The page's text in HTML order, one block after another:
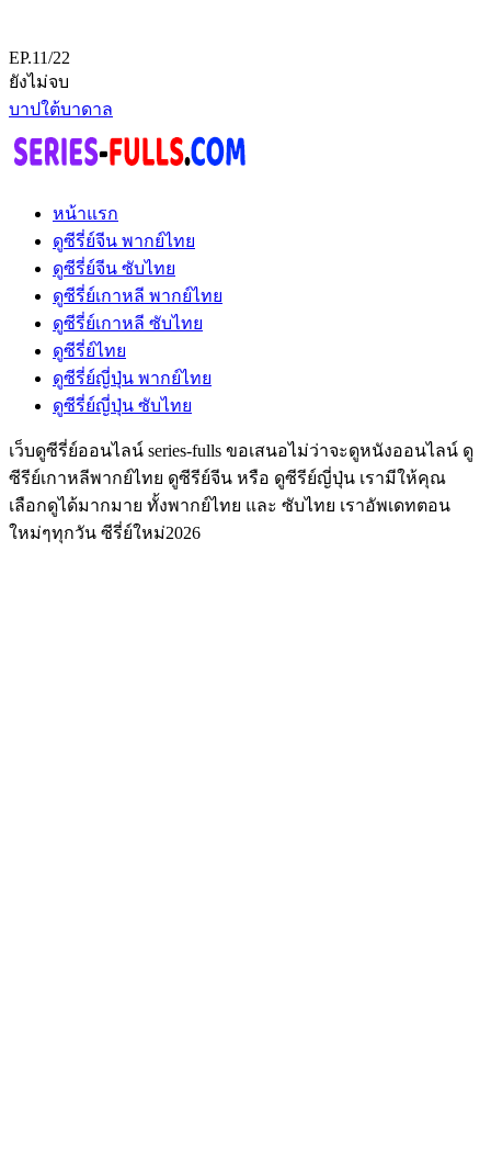
EP.11/22
ยังไม่จบ
บาปใต้บาดาล
หน้าแรก
ดูซีรี่ย์จีน พากย์ไทย
ดูซีรี่ย์จีน ซับไทย
ดูซีรี่ย์เกาหลี พากย์ไทย
ดูซีรี่ย์เกาหลี ซับไทย
ดูซีรี่ย์ไทย
ดูซีรี่ย์ญี่ปุ่น พากย์ไทย
ดูซีรี่ย์ญี่ปุ่น ซับไทย
เว็บดูซีรี่ย์ออนไลน์ series-fulls ขอเสนอไม่ว่าจะดูหนังออนไลน์ ดู
ซีรีย์เกาหลีพากย์ไทย ดูซีรีย์จีน หรือ ดูซีรีย์ญี่ปุ่น เรามีให้คุณ
เลือกดูได้มากมาย ทั้งพากย์ไทย และ ซับไทย เราอัพเดทตอน
ใหม่ๆทุกวัน ซีรี่ย์ใหม่2026